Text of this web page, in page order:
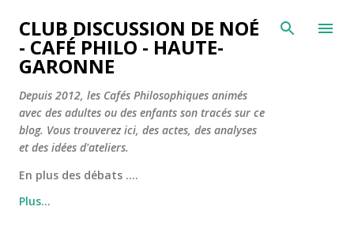
Accéder au contenu principal
CLUB DISCUSSION DE NOÉ
- CAFÉ PHILO - HAUTE-
GARONNE
Depuis 2012, les Cafés Philosophiques animés
avec des adultes ou des enfants son tracés sur ce
blog. Vous trouverez ici, des actes, des analyses
et des idées d'ateliers.
En plus des débats ....
Plus…